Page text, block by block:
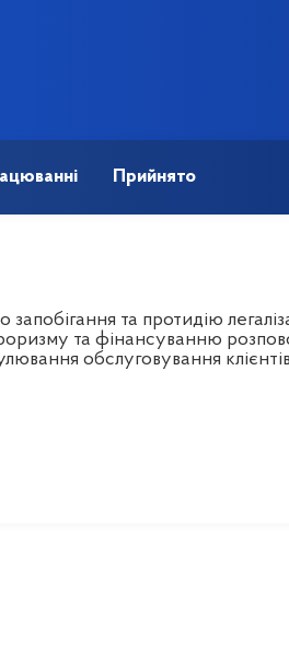
Прийнято
та протидію
та фінансуванню
обслуговування